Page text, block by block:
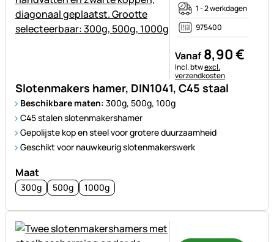
Slotenmakers hamer, DIN1041, C45 staal
Beschikbare maten: 300g, 500g, 100g
C45 stalen slotenmakershamer
Gepolijste kop en steel voor grotere duurzaamheid
Geschikt voor nauwkeurig slotenmakerswerk
Maat
300g 500g 1000g
1 - 2 werkdagen
975400
Vanaf 8,90€
Belastinginformatie:
Incl. btwexcl.
verzendkosten